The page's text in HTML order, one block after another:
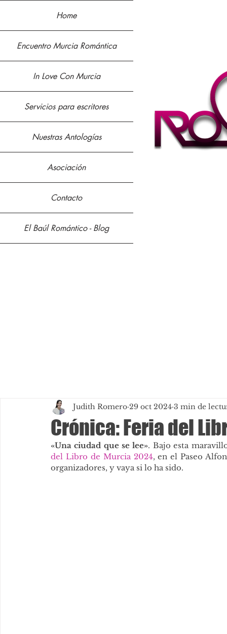
Home
Encuentro Murcia Romántica
In Love Con Murcia
Servicios para escritores
Nuestras Antologías
Asociación
Contacto
El Baúl Romántico - Blog
Crónica: Feria del
Judith Romero 29 oct 2024 3 min de
«Una ciudad que se lee». Bajo esta
del Libro de Murcia 2024, en el Paseo
organizadores, y vaya si lo ha sido.